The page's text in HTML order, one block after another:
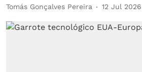
Tomás Gonçalves Pereira 12 Jul 2026